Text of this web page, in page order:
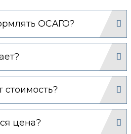
ОСАГО?
стоимость?
цена?